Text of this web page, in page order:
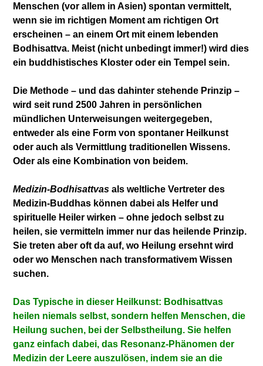
Menschen (vor allem in Asien) spontan vermittelt,
wenn sie im richtigen Moment am richtigen Ort
erscheinen – an einem Ort mit einem lebenden
Bodhisattva. Meist (nicht unbedingt immer!) wird dies
ein buddhistisches Kloster oder ein Tempel sein.
Die Methode – und das dahinter stehende Prinzip –
wird seit rund 2500 Jahren in persönlichen
mündlichen Unterweisungen weitergegeben,
entweder als eine Form von spontaner Heilkunst
oder auch als Vermittlung traditionellen Wissens.
Oder als eine Kombination von beidem.
Medizin-Bodhisattvas als weltliche Vertreter des
Medizin-Buddhas können dabei als Helfer und
spirituelle Heiler wirken – ohne jedoch selbst zu
heilen, sie vermitteln immer nur das heilende Prinzip.
Sie treten aber oft da auf, wo Heilung ersehnt wird
oder wo Menschen nach transformativem Wissen
suchen.
Das Typische in dieser Heilkunst: Bodhisattvas
heilen niemals selbst, sondern helfen Menschen, die
Heilung suchen, bei der Selbstheilung. Sie helfen
ganz einfach dabei, das Resonanz-Phänomen der
Medizin der Leere auszulösen, indem sie an die